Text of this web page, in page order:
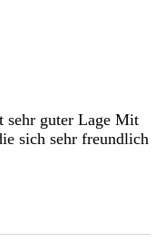
sehr guter Lage Mit
sich sehr freundlich